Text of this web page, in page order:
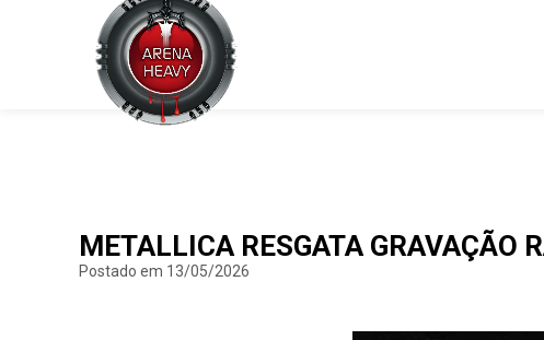
METALLICA RESGATA GRAVAÇÃO
Postado em 13/05/2026